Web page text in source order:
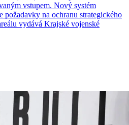
vstupem. Nový systém
požadavky na ochranu strategického
vydává Krajské vojenské